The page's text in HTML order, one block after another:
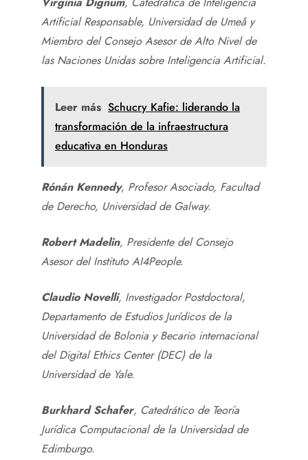
Artificial Responsable, Universidad de Umeå y
Miembro del Consejo Asesor de Alto Nivel de
las Naciones Unidas sobre Inteligencia Artificial.
Leer más Schucry Kafie: liderando la
transformación de la infraestructura
educativa en Honduras
Rónán Kennedy, Profesor Asociado, Facultad
de Derecho, Universidad de Galway.
Robert Madelin, Presidente del Consejo
Asesor del Instituto AI4People.
Claudio Novelli, Investigador Postdoctoral,
Departamento de Estudios Jurídicos de la
Universidad de Bolonia y Becario internacional
del Digital Ethics Center (DEC) de la
Universidad de Yale.
Burkhard Schafer, Catedrático de Teoría
Jurídica Computacional de la Universidad de
Edimburgo.